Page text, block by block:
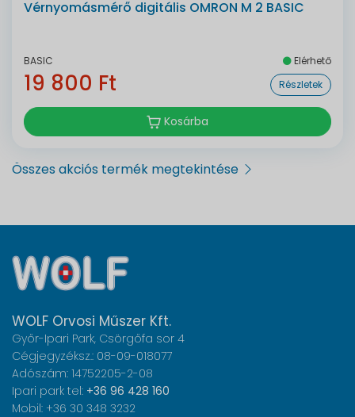
Vérnyomásmérő digitális OMRON M 2 BASIC
BASIC Elérhető
19 800 Ft Részletek
Kosárba
Összes akciós termék megtekintése
WOLF Orvosi Műszer Kft.
Győr-Ipari Park, Csörgőfa sor 4
Cégjegyzéksz.: 08-09-018077
Adószám: 14752205-2-08
Ipari park tel: +36 96 428 160
Mobil: +36 30 348 3232